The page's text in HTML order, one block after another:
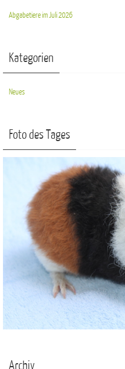
Abgabetiere im Juli 2026
Kategorien
Neues
Foto des Tages
Archiv